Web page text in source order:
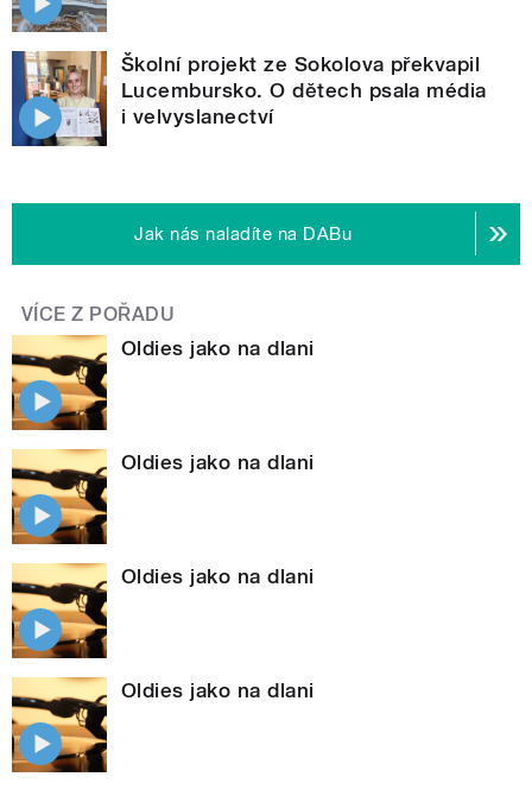
Školní projekt ze Sokolova překvapil
Lucembursko. O dětech psala média
i velvyslanectví
Jak nás naladíte na DABu
VÍCE Z POŘADU
Oldies jako na dlani
Oldies jako na dlani
Oldies jako na dlani
Oldies jako na dlani